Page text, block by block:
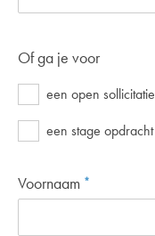
Of ga je voor
een open sollicitatie
een stage opdracht
Voornaam *